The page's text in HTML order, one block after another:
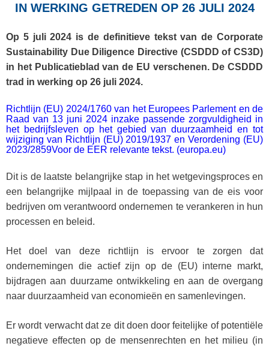
IN WERKING GETREDEN OP 26 JULI 2024
Op 5 juli 2024 is de definitieve tekst van de Corporate
Sustainability Due Diligence Directive (CSDDD of CS3D)
in het Publicatieblad van de EU verschenen. De CSDDD
trad in werking op 26 juli 2024.
Richtlijn (EU) 2024/1760 van het Europees Parlement en de
Raad van 13 juni 2024 inzake passende zorgvuldigheid in
het bedrijfsleven op het gebied van duurzaamheid en tot
wijziging van Richtlijn (EU) 2019/1937 en Verordening (EU)
2023/2859Voor de EER relevante tekst. (europa.eu)
Dit is de laatste belangrijke stap in het wetgevingsproces en
een belangrijke mijlpaal in de toepassing van de eis voor
bedrijven om verantwoord ondernemen te verankeren in hun
processen en beleid.
Het doel van deze richtlijn is ervoor te zorgen dat
ondernemingen die actief zijn op de (EU) interne markt,
bijdragen aan duurzame ontwikkeling en aan de overgang
naar duurzaamheid van economieën en samenlevingen.
Er wordt verwacht dat ze dit doen door feitelijke of potentiële
negatieve effecten op de mensenrechten en het milieu (in